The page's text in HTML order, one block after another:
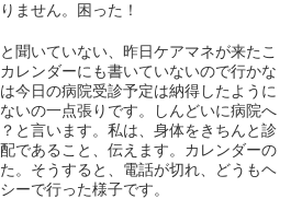
ません。困った！
聞いていない、昨日ケアマネが来たこ
レンダーにも書いていないので行かな
今日の病院受診予定は納得したように
いの一点張りです。しんどいに病院へ
と言います。私は、身体をきちんと診
であること、伝えます。カレンダーの
。そうすると、電話が切れ、どうもヘ
ーで行った様子です。